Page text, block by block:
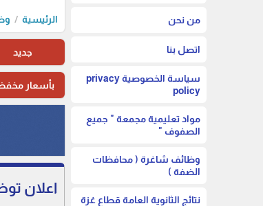
من نحن
اتصل بنا
سياسة الخصوصية privacy
policy
مواد تعليمية مجمعة " جميع
الصفوف "
وظائف شاغرة ( محافظات
الضفة )
نتائج الثانوية العامة قطاع غزة
الرئيسية
جديد
بأسعار
اعلان توظيف